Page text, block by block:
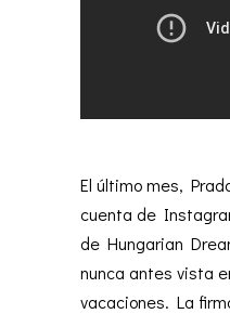
El último mes,
cuenta de
de Hungarian
nunca antes vista
vacaciones. La